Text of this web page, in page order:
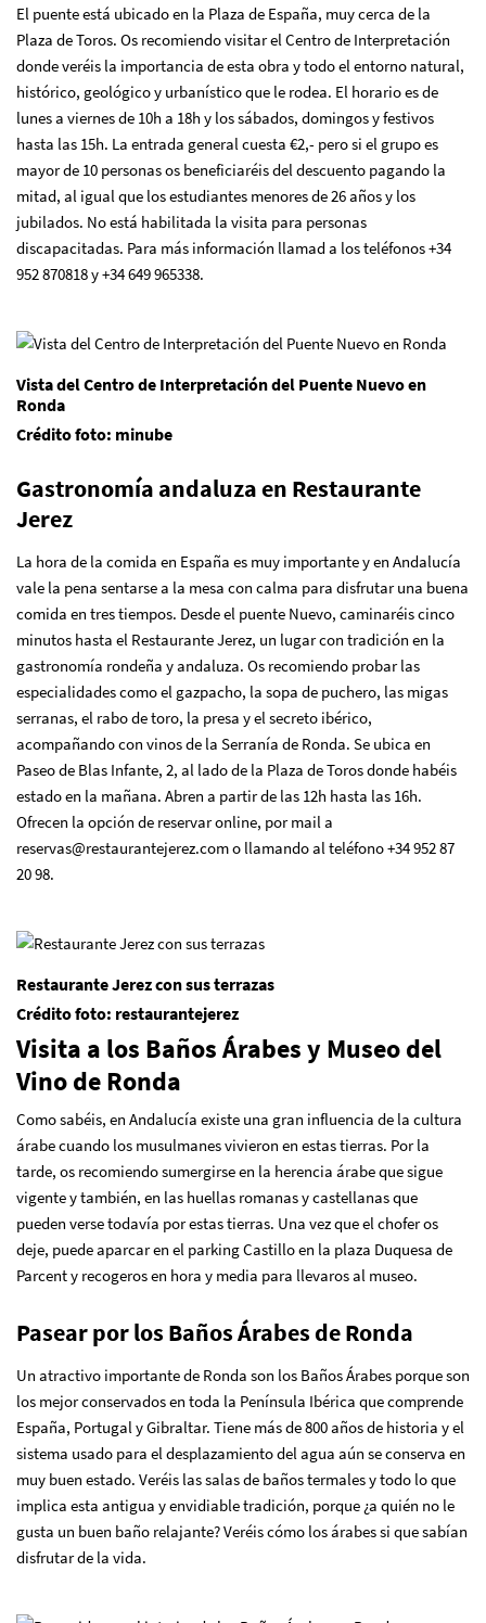
El puente está ubicado en la Plaza de España, muy cerca de la
Plaza de Toros. Os recomiendo visitar el Centro de Interpretación
donde veréis la importancia de esta obra y todo el entorno natural,
histórico, geológico y urbanístico que le rodea. El horario es de
lunes a viernes de 10h a 18h y los sábados, domingos y festivos
hasta las 15h. La entrada general cuesta €2,- pero si el grupo es
mayor de 10 personas os beneficiaréis del descuento pagando la
mitad, al igual que los estudiantes menores de 26 años y los
jubilados. No está habilitada la visita para personas
discapacitadas. Para más información llamad a los teléfonos +34
952 870818 y +34 649 965338.
Vista del Centro de Interpretación del Puente Nuevo en
Ronda
Crédito foto: minube
Gastronomía andaluza en Restaurante
Jerez
La hora de la comida en España es muy importante y en Andalucía
vale la pena sentarse a la mesa con calma para disfrutar una buena
comida en tres tiempos. Desde el puente Nuevo, caminaréis cinco
minutos hasta el Restaurante Jerez, un lugar con tradición en la
gastronomía rondeña y andaluza. Os recomiendo probar las
especialidades como el gazpacho, la sopa de puchero, las migas
serranas, el rabo de toro, la presa y el secreto ibérico,
acompañando con vinos de la Serranía de Ronda. Se ubica en
Paseo de Blas Infante, 2, al lado de la Plaza de Toros donde habéis
estado en la mañana. Abren a partir de las 12h hasta las 16h.
Ofrecen la opción de reservaronline, por mail a
reservas@restaurantejerez.como llamando al teléfono +34 952 87
20 98.
Restaurante Jerez con sus terrazas
Crédito foto: restaurantejerez
Visita a los BañosÁrabes y Museo del
Vino de Ronda
Como sabéis, en Andalucía existe una gran influencia de la cultura
árabe cuando los musulmanes vivieron en estas tierras. Por la
tarde, os recomiendo sumergirse en la herencia árabe que sigue
vigente y también, en las huellas romanas y castellanas que
pueden verse todavía por estas tierras. Una vez que el chofer os
deje, puede aparcar en el parking Castillo en la plaza Duquesa de
Parcent y recogeros en hora y media para llevaros al museo.
Pasear por los Baños Árabes de Ronda
Un atractivo importante de Ronda son los Baños Árabes porque son
los mejor conservados en toda la Península Ibérica que comprende
España, Portugal y Gibraltar. Tiene más de 800 años de historia y el
sistema usado para el desplazamiento del agua aún se conserva en
muy buen estado. Veréis las salas de baños termales y todo lo que
implica esta antigua y envidiable tradición, porque ¿a quién no le
gusta un buen baño relajante? Veréis cómo los árabes si que sabían
disfrutar de la vida.